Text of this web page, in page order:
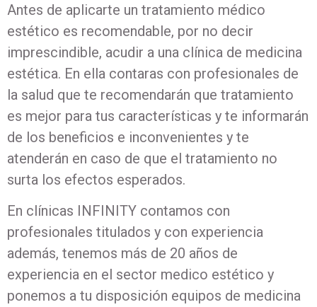
Antes de aplicarte un tratamiento médico
estético es recomendable, por no decir
imprescindible, acudir a una clínica de medicina
estética. En ella contaras con profesionales de
la salud que te recomendarán que tratamiento
es mejor para tus características y te informarán
de los beneficios e inconvenientes y te
atenderán en caso de que el tratamiento no
surta los efectos esperados.
En clínicas INFINITY contamos con
profesionales titulados y con experiencia
además, tenemos más de 20 años de
experiencia en el sector medico estético y
ponemos a tu disposición equipos de medicina